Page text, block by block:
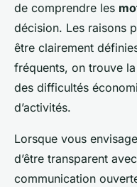
de comprendre les
décision. Les raisons
être clairement
fréquents, on trouve la
des difficultés
d’activités.
Lorsque vous
d’être transparent
communication